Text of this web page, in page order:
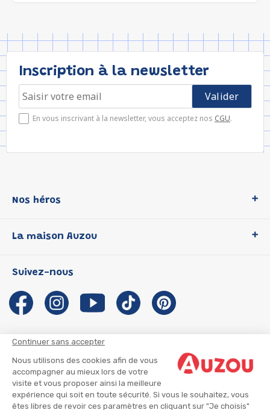
Continuer sans accepter
Nous utilisons des cookies afin de vous
accompagner au mieux lors de votre
visite et vous proposer ainsi la meilleure
expérience qui soit en toute sécurité. Si vous le souhaitez, vous
êtes libres de revoir ces paramètres en cliquant sur "Je choisis"
Inscription à la newsletter
En vous inscrivant à la newsletter, vous acceptez nos CGU.
Nos héros
P'tit Loup
Les Influenceuses
Migali
Petite Taupe
La maison Auzou
Notre histoire
Auzou s'engage
Auteurs et illustrateurs Auzou
Suivre mon colis
Infos consommateur
Suivez-nous
CGU
CGV
Mentions légales